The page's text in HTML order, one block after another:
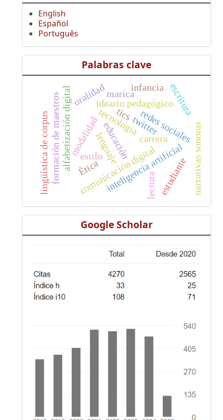
English
Español
Português
Palabras clave
lenguaje
tecnología
comunicación digital
educación
inteligencia artificial
alfabetización digital tics
ideario pedagógico
modalidad redes sociales
estilo
formación de maestros
lectura
escritura
oralidadmarica
twitter
lingüística de corpus
infancia
estudiante narrativas sonoras
carrera
Ética
Google Scholar